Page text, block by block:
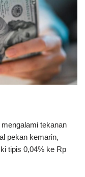
tekanan
pekan kemarin,
tipis 0,04% ke Rp